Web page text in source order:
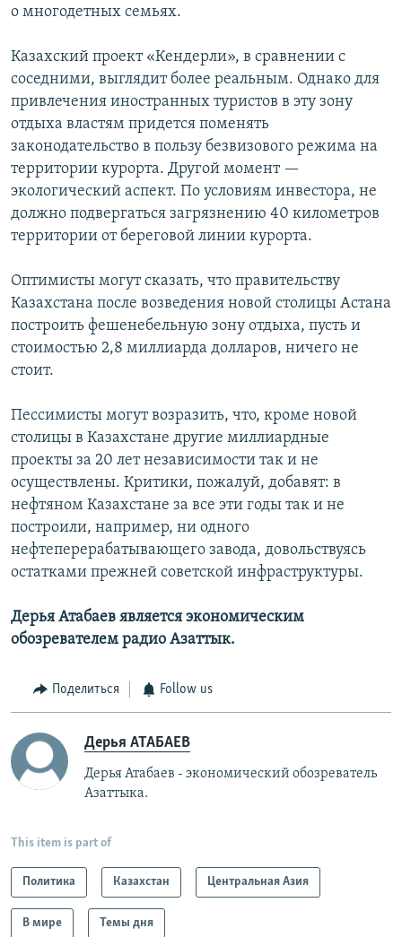
о многодетных семьях.
Казахский проект «Кендерли», в сравнении с
соседними, выглядит более реальным. Однако для
привлечения иностранных туристов в эту зону
отдыха властям придется поменять
законодательство в пользу безвизового режима на
территории курорта. Другой момент —
экологический аспект. По условиям инвестора, не
должно подвергаться загрязнению 40 километров
территории от береговой линии курорта.
Оптимисты могут сказать, что правительству
Казахстана после возведения новой столицы Астана
построить фешенебельную зону отдыха, пусть и
стоимостью 2,8 миллиарда долларов, ничего не
стоит.
Пессимисты могут возразить, что, кроме новой
столицы в Казахстане другие миллиардные
проекты за 20 лет независимости так и не
осуществлены. Критики, пожалуй, добавят: в
нефтяном Казахстане за все эти годы так и не
построили, например, ни одного
нефтеперерабатывающего завода, довольствуясь
остатками прежней советской инфраструктуры.
Дерья Атабаев является экономическим
обозревателем радио Азаттык.
Поделиться Follow us
Дерья АТАБАЕВ
Дерья Атабаев - экономический обозреватель
Азаттыка.
This item is part of
Политика Казахстан Центральная Азия
В мире Темы дня